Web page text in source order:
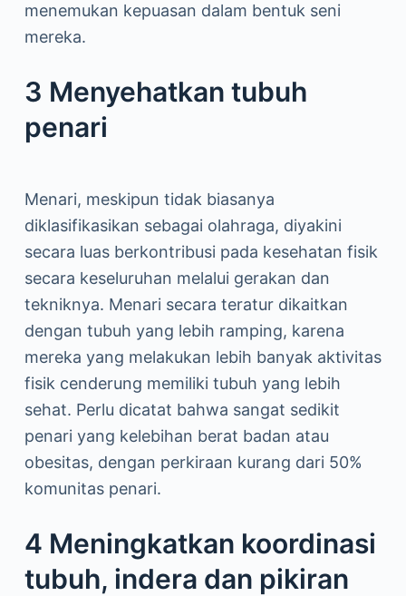
menemukan kepuasan dalam bentuk seni
mereka.
3 Menyehatkan tubuh
penari
Menari, meskipun tidak biasanya
diklasifikasikan sebagai olahraga, diyakini
secara luas berkontribusi pada kesehatan fisik
secara keseluruhan melalui gerakan dan
tekniknya. Menari secara teratur dikaitkan
dengan tubuh yang lebih ramping, karena
mereka yang melakukan lebih banyak aktivitas
fisik cenderung memiliki tubuh yang lebih
sehat. Perlu dicatat bahwa sangat sedikit
penari yang kelebihan berat badan atau
obesitas, dengan perkiraan kurang dari 50%
komunitas penari.
4 Meningkatkan koordinasi
tubuh, indera dan pikiran